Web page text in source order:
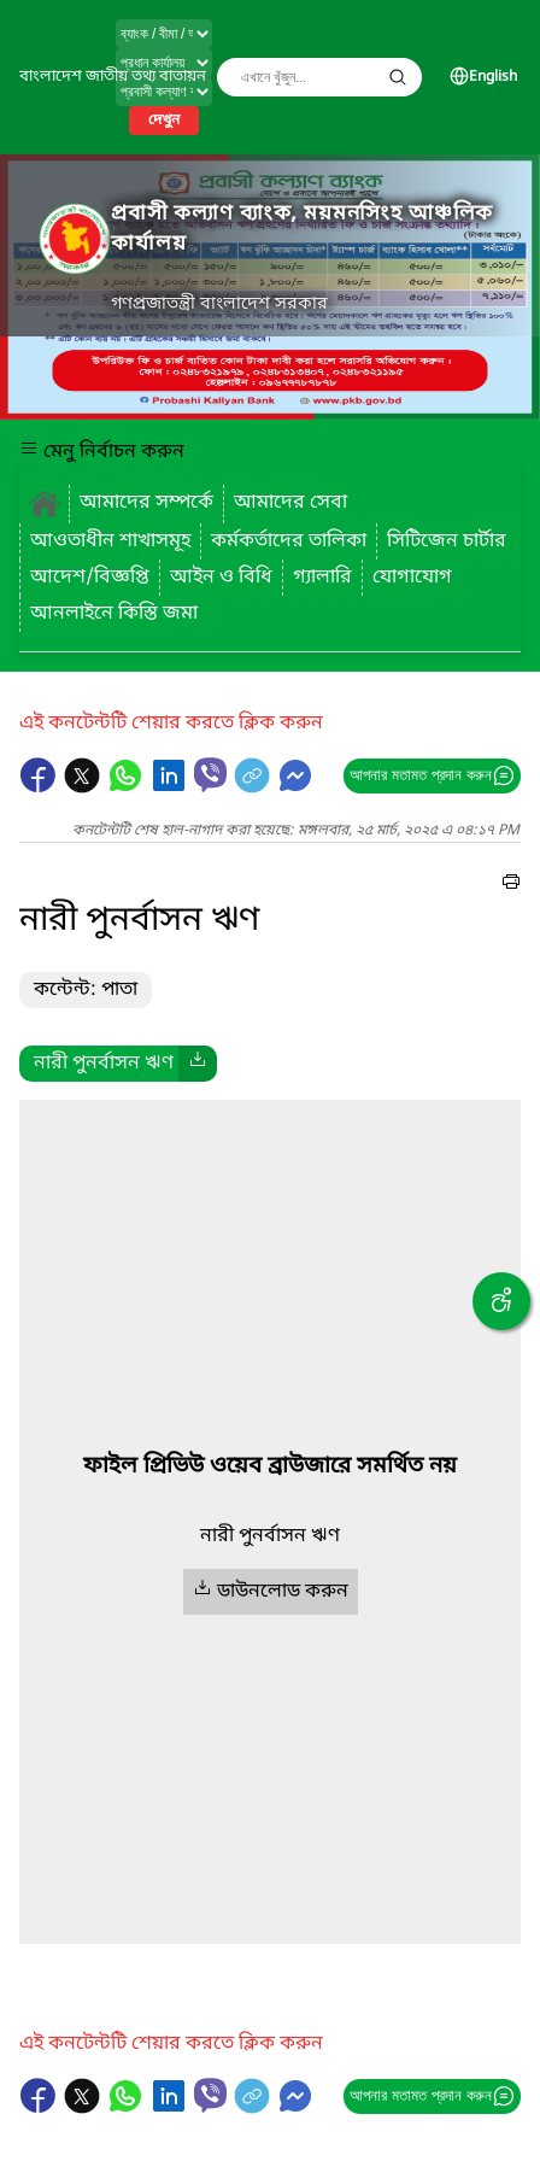
বাংলাদেশ জাতীয় তথ্য বাতায়ন
দেখুন
English
প্রবাসী কল্যাণ ব্যাংক, ময়মনসিংহ আঞ্চলিক
কার্যালয়
গণপ্রজাতন্ত্রী বাংলাদেশ সরকার
মেনু নির্বাচন করুন
আমাদের সম্পর্কে
আমাদের সেবা
আওতাধীন শাখাসমূহ
কর্মকর্তাদের তালিকা
সিটিজেন চার্টার
আদেশ/বিজ্ঞপ্তি
আইন ও বিধি গ্যালারি
যোগাযোগ
আনলাইনে কিস্তি জমা
এই কনটেন্টটি শেয়ার করতে ক্লিক করুন
আপনার মতামত প্রদান করুন
কনটেন্টটি শেষ হাল-নাগাদ করা হয়েছে: মঙ্গলবার, ২৫ মার্চ, ২০২৫ এ ০৪:১৭ PM
নারী পুনর্বাসন ঋণ
কন্টেন্ট: পাতা
নারী পুনর্বাসন ঋণ
ফাইল প্রিভিউ ওয়েব ব্রাউজারে সমর্থিত নয়
নারী পুনর্বাসন ঋণ
ডাউনলোড করুন
এই কনটেন্টটি শেয়ার করতে ক্লিক করুন
আপনার মতামত প্রদান করুন